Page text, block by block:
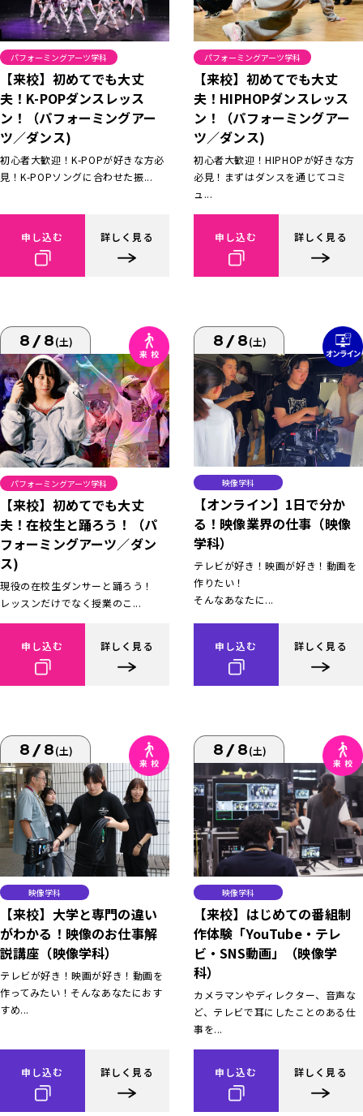
パフォーミングアーツ学科
【来校】初めてでも大丈
夫！K-POPダンスレッス
ン！（パフォーミングアー
ツ／ダンス)
初心者大歓迎！K-POPが好きな方必
見！K-POPソングに合わせた振...
申し込む 詳しく見る
パフォーミングアーツ学科
【来校】初めてでも大丈
夫！HIPHOPダンスレッス
ン！（パフォーミングアー
ツ／ダンス)
初心者大歓迎！HIPHOPが好きな方
必見！まずはダンスを通じてコミ
ュ...
申し込む 詳しく見る
8/8(土)
パフォーミングアーツ学科
【来校】初めてでも大丈
夫！在校生と踊ろう！（パ
フォーミングアーツ／ダン
ス)
現役の在校生ダンサーと踊ろう！
レッスンだけでなく授業のこ...
申し込む 詳しく見る
8/8(土)
映像学科
【オンライン】1日で分か
る！映像業界の仕事（映像
学科）
テレビが好き！映画が好き！動画を
作りたい！
そんなあなたに...
申し込む 詳しく見る
8/8(土)
映像学科
【来校】大学と専門の違い
がわかる！映像のお仕事解
説講座（映像学科）
テレビが好き！映画が好き！動画を
作ってみたい！そんなあなたにおす
すめ...
申し込む 詳しく見る
8/8(土)
映像学科
【来校】はじめての番組制
作体験「YouTube・テレ
ビ・SNS動画」（映像学
科）
カメラマンやディレクター、音声な
ど、テレビで耳にしたことのある仕
事を...
申し込む 詳しく見る